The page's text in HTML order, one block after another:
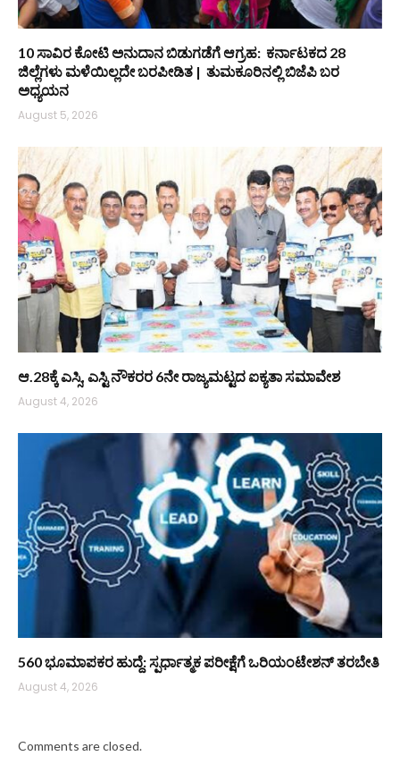
10 ಸಾವಿರ ಕೋಟಿ ಅನುದಾನ ಬಿಡುಗಡೆಗೆ ಆಗ್ರಹ: ಕರ್ನಾಟಕದ 28
ಜಿಲ್ಲೆಗಳು ಮಳೆಯಿಲ್ಲದೇ ಬರಪೀಡಿತ | ತುಮಕೂರಿನಲ್ಲಿ ಬಿಜೆಪಿ ಬರ
ಅಧ್ಯಯನ
August 5, 2026
ಆ.28ಕ್ಕೆ ಎಸ್ಸಿ, ಎಸ್ಟಿ ನೌಕರರ 6ನೇ ರಾಜ್ಯಮಟ್ಟದ ಐಕ್ಯತಾ ಸಮಾವೇಶ
August 4, 2026
560 ಭೂಮಾಪಕರ ಹುದ್ದೆ: ಸ್ಪರ್ಧಾತ್ಮಕ ಪರೀಕ್ಷೆಗೆ ಒರಿಯಂಟೇಶನ್ ತರಬೇತಿ
August 4, 2026
Comments are closed.